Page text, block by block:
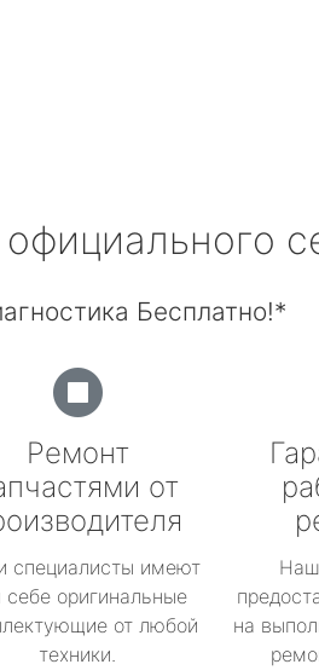
Бесплатно!*
Ремонт
от
специалисты имеют
себе оригинальные
от любой
техники.
на